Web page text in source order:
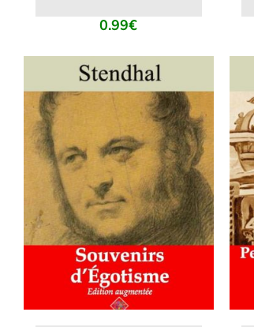
0.99€
AJOUTER AU PANIER
/
DÉTAILS